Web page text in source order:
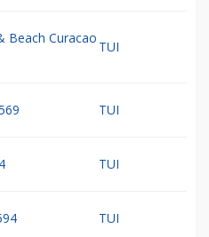
Beach Curacao
TUI
TUI
TUI
TUI